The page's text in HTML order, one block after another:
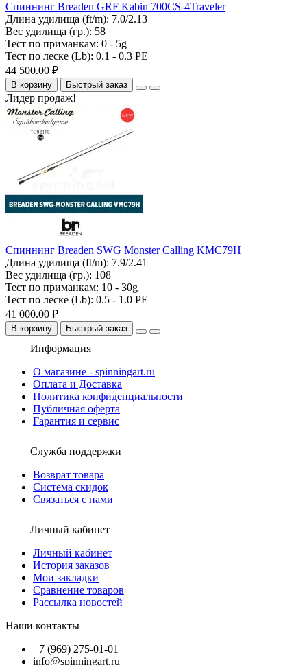
Спиннинг Breaden GRF Kabin 700CS-4Traveler
Длина удилища (ft/m): 7.0/2.13
Вес удилища (гр.): 58
Тест по приманкам: 0 - 5g
Тест по леске (Lb): 0.1 - 0.3 PE
44 500.00 ₽
В корзину Быстрый заказ
Лидер продаж!
Спиннинг Breaden SWG Monster Calling KMC79H
Длина удилища (ft/m): 7.9/2.41
Вес удилища (гр.): 108
Тест по приманкам: 10 - 30g
Тест по леске (Lb): 0.5 - 1.0 PE
41 000.00 ₽
В корзину Быстрый заказ
Информация
О магазине - spinningart.ru
Оплата и Доставка
Политика конфиденциальности
Публичная оферта
Гарантия и сервис
Служба поддержки
Возврат товара
Система скидок
Связаться с нами
Личный кабинет
Личный кабинет
История заказов
Мои закладки
Сравнение товаров
Рассылка новостей
Наши контакты
+7 (969) 275-01-01
info@spinningart.ru